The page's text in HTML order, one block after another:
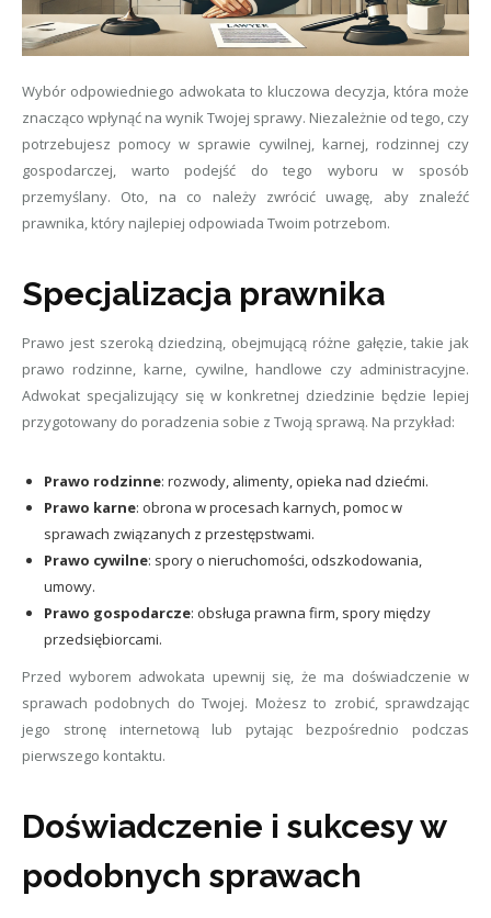
Wybór odpowiedniego adwokata to kluczowa decyzja, która może
znacząco wpłynąć na wynik Twojej sprawy. Niezależnie od tego, czy
potrzebujesz pomocy w sprawie cywilnej, karnej, rodzinnej czy
gospodarczej, warto podejść do tego wyboru w sposób
przemyślany. Oto, na co należy zwrócić uwagę, aby znaleźć
prawnika, który najlepiej odpowiada Twoim potrzebom.
Specjalizacja prawnika
Prawo jest szeroką dziedziną, obejmującą różne gałęzie, takie jak
prawo rodzinne, karne, cywilne, handlowe czy administracyjne.
Adwokat specjalizujący się w konkretnej dziedzinie będzie lepiej
przygotowany do poradzenia sobie z Twoją sprawą. Na przykład:
Prawo rodzinne: rozwody, alimenty, opieka nad dziećmi.
Prawo karne: obrona w procesach karnych, pomoc w
sprawach związanych z przestępstwami.
Prawo cywilne: spory o nieruchomości, odszkodowania,
umowy.
Prawo gospodarcze: obsługa prawna firm, spory między
przedsiębiorcami.
Przed wyborem adwokata upewnij się, że ma doświadczenie w
sprawach podobnych do Twojej. Możesz to zrobić, sprawdzając
jego stronę internetową lub pytając bezpośrednio podczas
pierwszego kontaktu.
Doświadczenie i sukcesy w
podobnych sprawach